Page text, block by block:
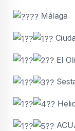
Málaga
El